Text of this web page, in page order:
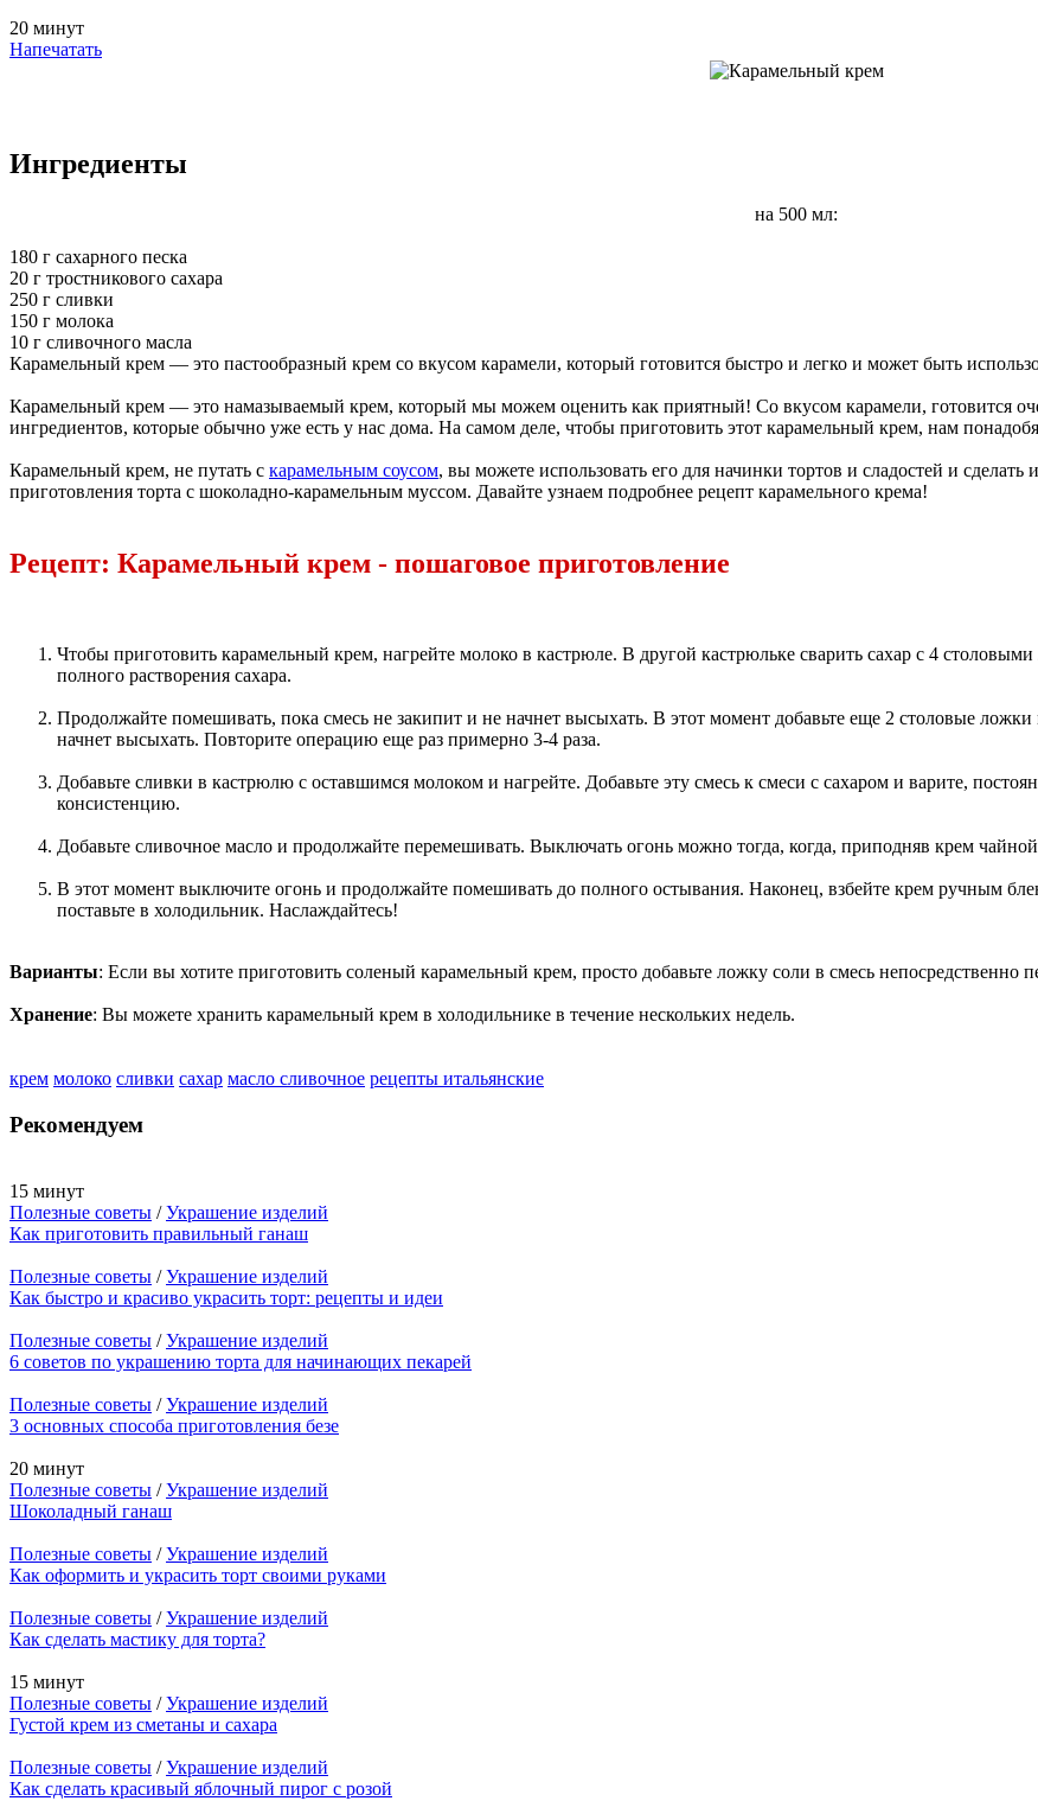
20 минут
Напечатать
Ингредиенты
на 500 мл:
180 г сахарного песка
20 г тростникового сахара
250 г сливки
150 г молока
10 г сливочного масла
Карамельный крем — это пастообразный крем со вкусом карамели, который готовится быстро и легко и может быть
Карамельный крем — это намазываемый крем, который мы можем оценить как приятный! Со вкусом карамели, готовится
ингредиентов, которые обычно уже есть у нас дома. На самом деле, чтобы приготовить этот карамельный крем, нам
Карамельный крем, не путать с карамельным соусом, вы можете использовать его для начинки тортов и сладостей и
приготовления торта с шоколадно-карамельным муссом. Давайте узнаем подробнее рецепт карамельного крема!
Рецепт: Карамельный крем - пошаговое приготовление
Чтобы приготовить карамельный крем, нагрейте молоко в кастрюле. В другой кастрюльке сварить сахар с 4
полного растворения сахара.
Продолжайте помешивать, пока смесь не закипит и не начнет высыхать. В этот момент добавьте еще 2 столовые
начнет высыхать. Повторите операцию еще раз примерно 3-4 раза.
Добавьте сливки в кастрюлю с оставшимся молоком и нагрейте. Добавьте эту смесь к смеси с сахаром и варите,
консистенцию.
Добавьте сливочное масло и продолжайте перемешивать. Выключать огонь можно тогда, когда, приподняв крем
В этот момент выключите огонь и продолжайте помешивать до полного остывания. Наконец, взбейте крем ручным
поставьте в холодильник. Наслаждайтесь!
Варианты: Если вы хотите приготовить соленый карамельный крем, просто добавьте ложку соли в смесь непосредственно
Хранение: Вы можете хранить карамельный крем в холодильнике в течение нескольких недель.
крем молоко сливки сахар масло сливочное рецепты итальянские
Рекомендуем
15 минут
Полезные советы /Украшение изделий
Как приготовить правильный ганаш
Полезные советы /Украшение изделий
Как быстро и красиво украсить торт: рецепты и идеи
Полезные советы /Украшение изделий
6 советов по украшению торта для начинающих пекарей
Полезные советы /Украшение изделий
3 основных способа приготовления безе
20 минут
Полезные советы /Украшение изделий
Шоколадный ганаш
Полезные советы /Украшение изделий
Как оформить и украсить торт своими руками
Полезные советы /Украшение изделий
Как сделать мастику для торта?
15 минут
Полезные советы /Украшение изделий
Густой крем из сметаны и сахара
Полезные советы /Украшение изделий
Как сделать красивый яблочный пирог с розой